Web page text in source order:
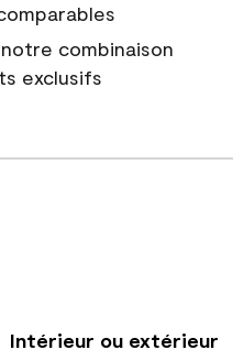
combinaison
exclusifs
Intérieur ou extérieur